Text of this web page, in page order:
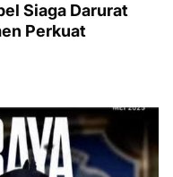
Siaga Darurat
Perkuat